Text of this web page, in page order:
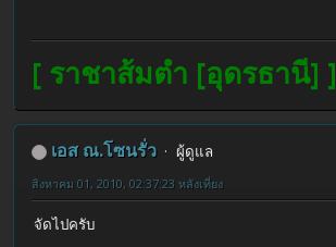
[ ราชาส้มตำ [อุดรธานี] ]
เอส ณ.โซนรั่ว
ผู้ดูแล
สิงหาคม 01, 2010, 02:37:23 หลังเที่ยง
จัดไปครับ